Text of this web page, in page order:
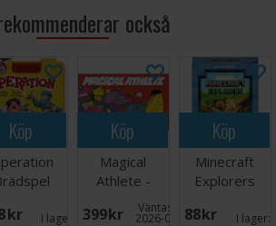
också
Köp
I lager: 4
Köp
Magical
Athlete -
NORSK
399 SEK Väntas in:
2026-09-30
Köp
Minecraft
Explorers
88 SEK I lager: